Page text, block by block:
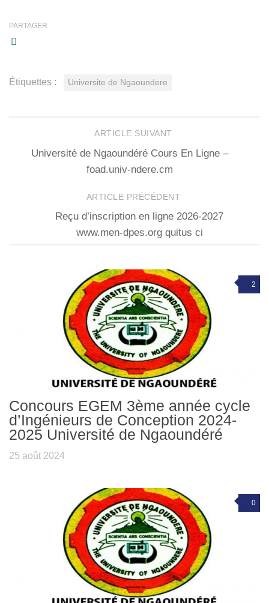
PARTAGER
Étiquettes : Universite de Ngaoundere
ARTICLE SUIVANT
Université de Ngaoundéré Cours En Ligne –
foad.univ-ndere.cm
ARTICLE PRÉCÉDENT
Reçu d’inscription en ligne 2026-2027
www.men-dpes.org quitus ci
2
Concours EGEM 3ème année cycle
d’Ingénieurs de Conception 2024-
2025 Université de Ngaoundéré
25 août 2024
0